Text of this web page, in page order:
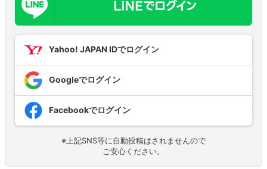
Yahoo! JAPAN IDでログイン
Googleでログイン
Facebookでログイン
※上記SNS等に自動投稿はされませんので
ご安心ください。